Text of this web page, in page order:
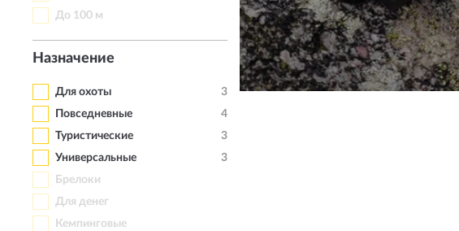
До 100 м
Назначение
Для охоты
3
Повседневные
4
Туристические
3
Универсальные
3
Брелоки
Для денег
Кемпинговые
КУПИТЬ